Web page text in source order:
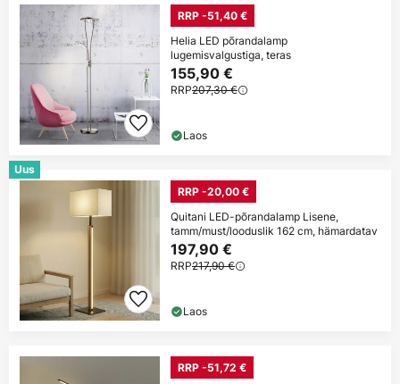
RRP -51,40 €
Helia LED põrandalamp
lugemisvalgustiga, teras
155,90 €
RRP207,30 €
Laos
Uus
RRP -20,00 €
Quitani LED-põrandalamp Lisene,
tamm/must/looduslik 162 cm, hämardatav
197,90 €
RRP217,90 €
Laos
RRP -51,72 €